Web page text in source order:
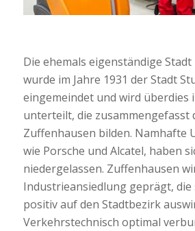
Die ehemals eigenständige
wurde im Jahre 1931 der Stadt
eingemeindet und wird überdies
unterteilt, die zusammengefasst
Zuffenhausen bilden. Namhafte
wie Porsche und Alcatel, haben
niedergelassen. Zuffenhausen
Industrieansiedlung geprägt, die
positiv auf den Stadtbezirk
Verkehrstechnisch optimal